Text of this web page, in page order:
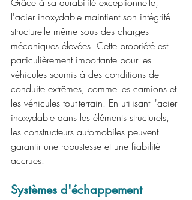
l'acier inoxydable maintient son intégrité
structurelle même sous des charges
mécaniques élevées. Cette propriété est
particulièrement importante pour les
véhicules soumis à des conditions de
conduite extrêmes, comme les camions et
les véhicules tout-terrain. En utilisant l'acier
inoxydable dans les éléments structurels,
les constructeurs automobiles peuvent
garantir une robustesse et une fiabilité
accrues.
Systèmes d'échappement